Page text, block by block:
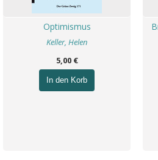
Optimismus
Keller, Helen
5,00 €
In den Korb